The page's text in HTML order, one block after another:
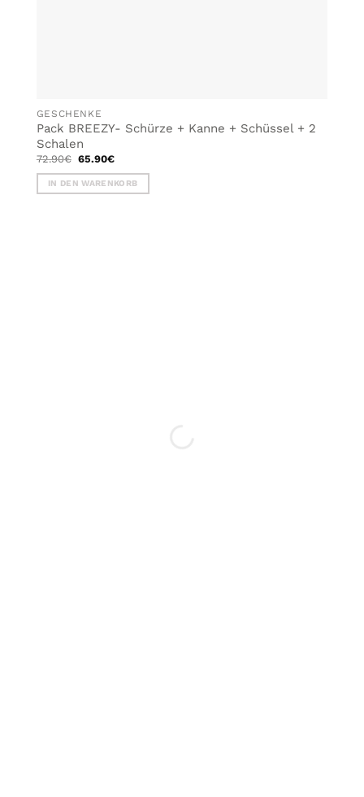
GESCHENKE
Pack BREEZY- Schürze + Kanne + Schüssel + 2
Schalen
72.90€ Ursprünglicher
war:
72.90€
65.90€Aktueller
ist:
65.90€.
IN DEN WARENKORB